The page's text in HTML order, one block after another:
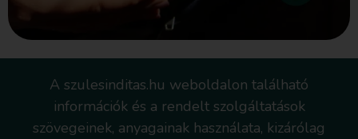
A szulesinditas.hu weboldalon található
információk és a rendelt szolgáltatások
szövegeinek, anyagainak használata, kizárólag